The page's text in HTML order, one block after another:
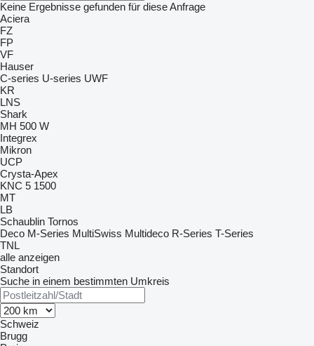
Keine Ergebnisse gefunden für diese Anfrage
Aciera
FZ
FP
VF
Hauser
C-series U-series UWF
KR
LNS
Shark
MH 500 W
Integrex
Mikron
UCP
Crysta-Apex
KNC 5 1500
MT
LB
Schaublin Tornos
Deco M-Series MultiSwiss Multideco R-Series T-Series
TNL
alle anzeigen
Standort
Suche in einem bestimmten Umkreis
Schweiz
Brugg